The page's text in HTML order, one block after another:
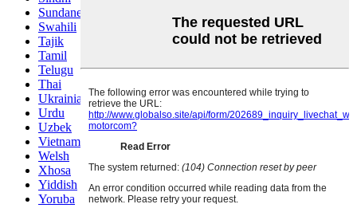
Sundanese
Swahili
Tajik
Tamil
Telugu
Thai
Ukrainian
Urdu
Uzbek
Vietnamese
Welsh
Xhosa
Yiddish
Yoruba